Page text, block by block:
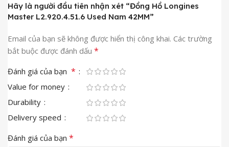
Hãy là người đầu tiên nhận xét “Đồng Hồ Longines
Master L2.920.4.51.6 Used Nam 42MM”
Email của bạn sẽ không được hiển thị công khai. Các trường
bắt buộc được đánh dấu *
Đánh giá của bạn *
Value for money
Durability
Delivery speed
Đánh giá của bạn *